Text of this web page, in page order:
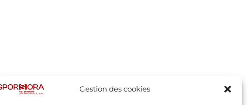
Gestion des cookies